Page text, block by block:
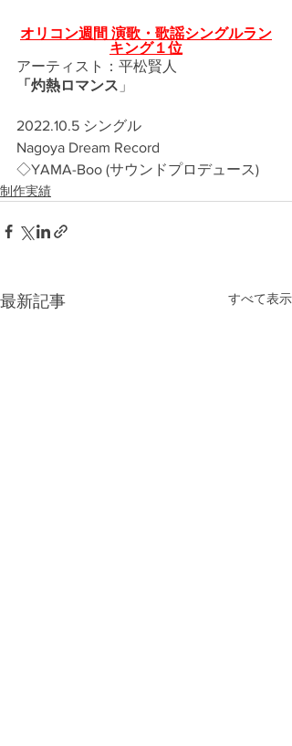
オリコン週間 演歌・歌謡シングルラン
キング１位
アーティスト：平松賢人
「灼熱ロマンス 」
2022.10.5 シングル
Nagoya Dream Record
◇YAMA-Boo (サウンドプロデュース)
制作実績
最新記事 すべて表示